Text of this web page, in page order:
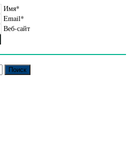
Имя*
Email*
Веб-сайт